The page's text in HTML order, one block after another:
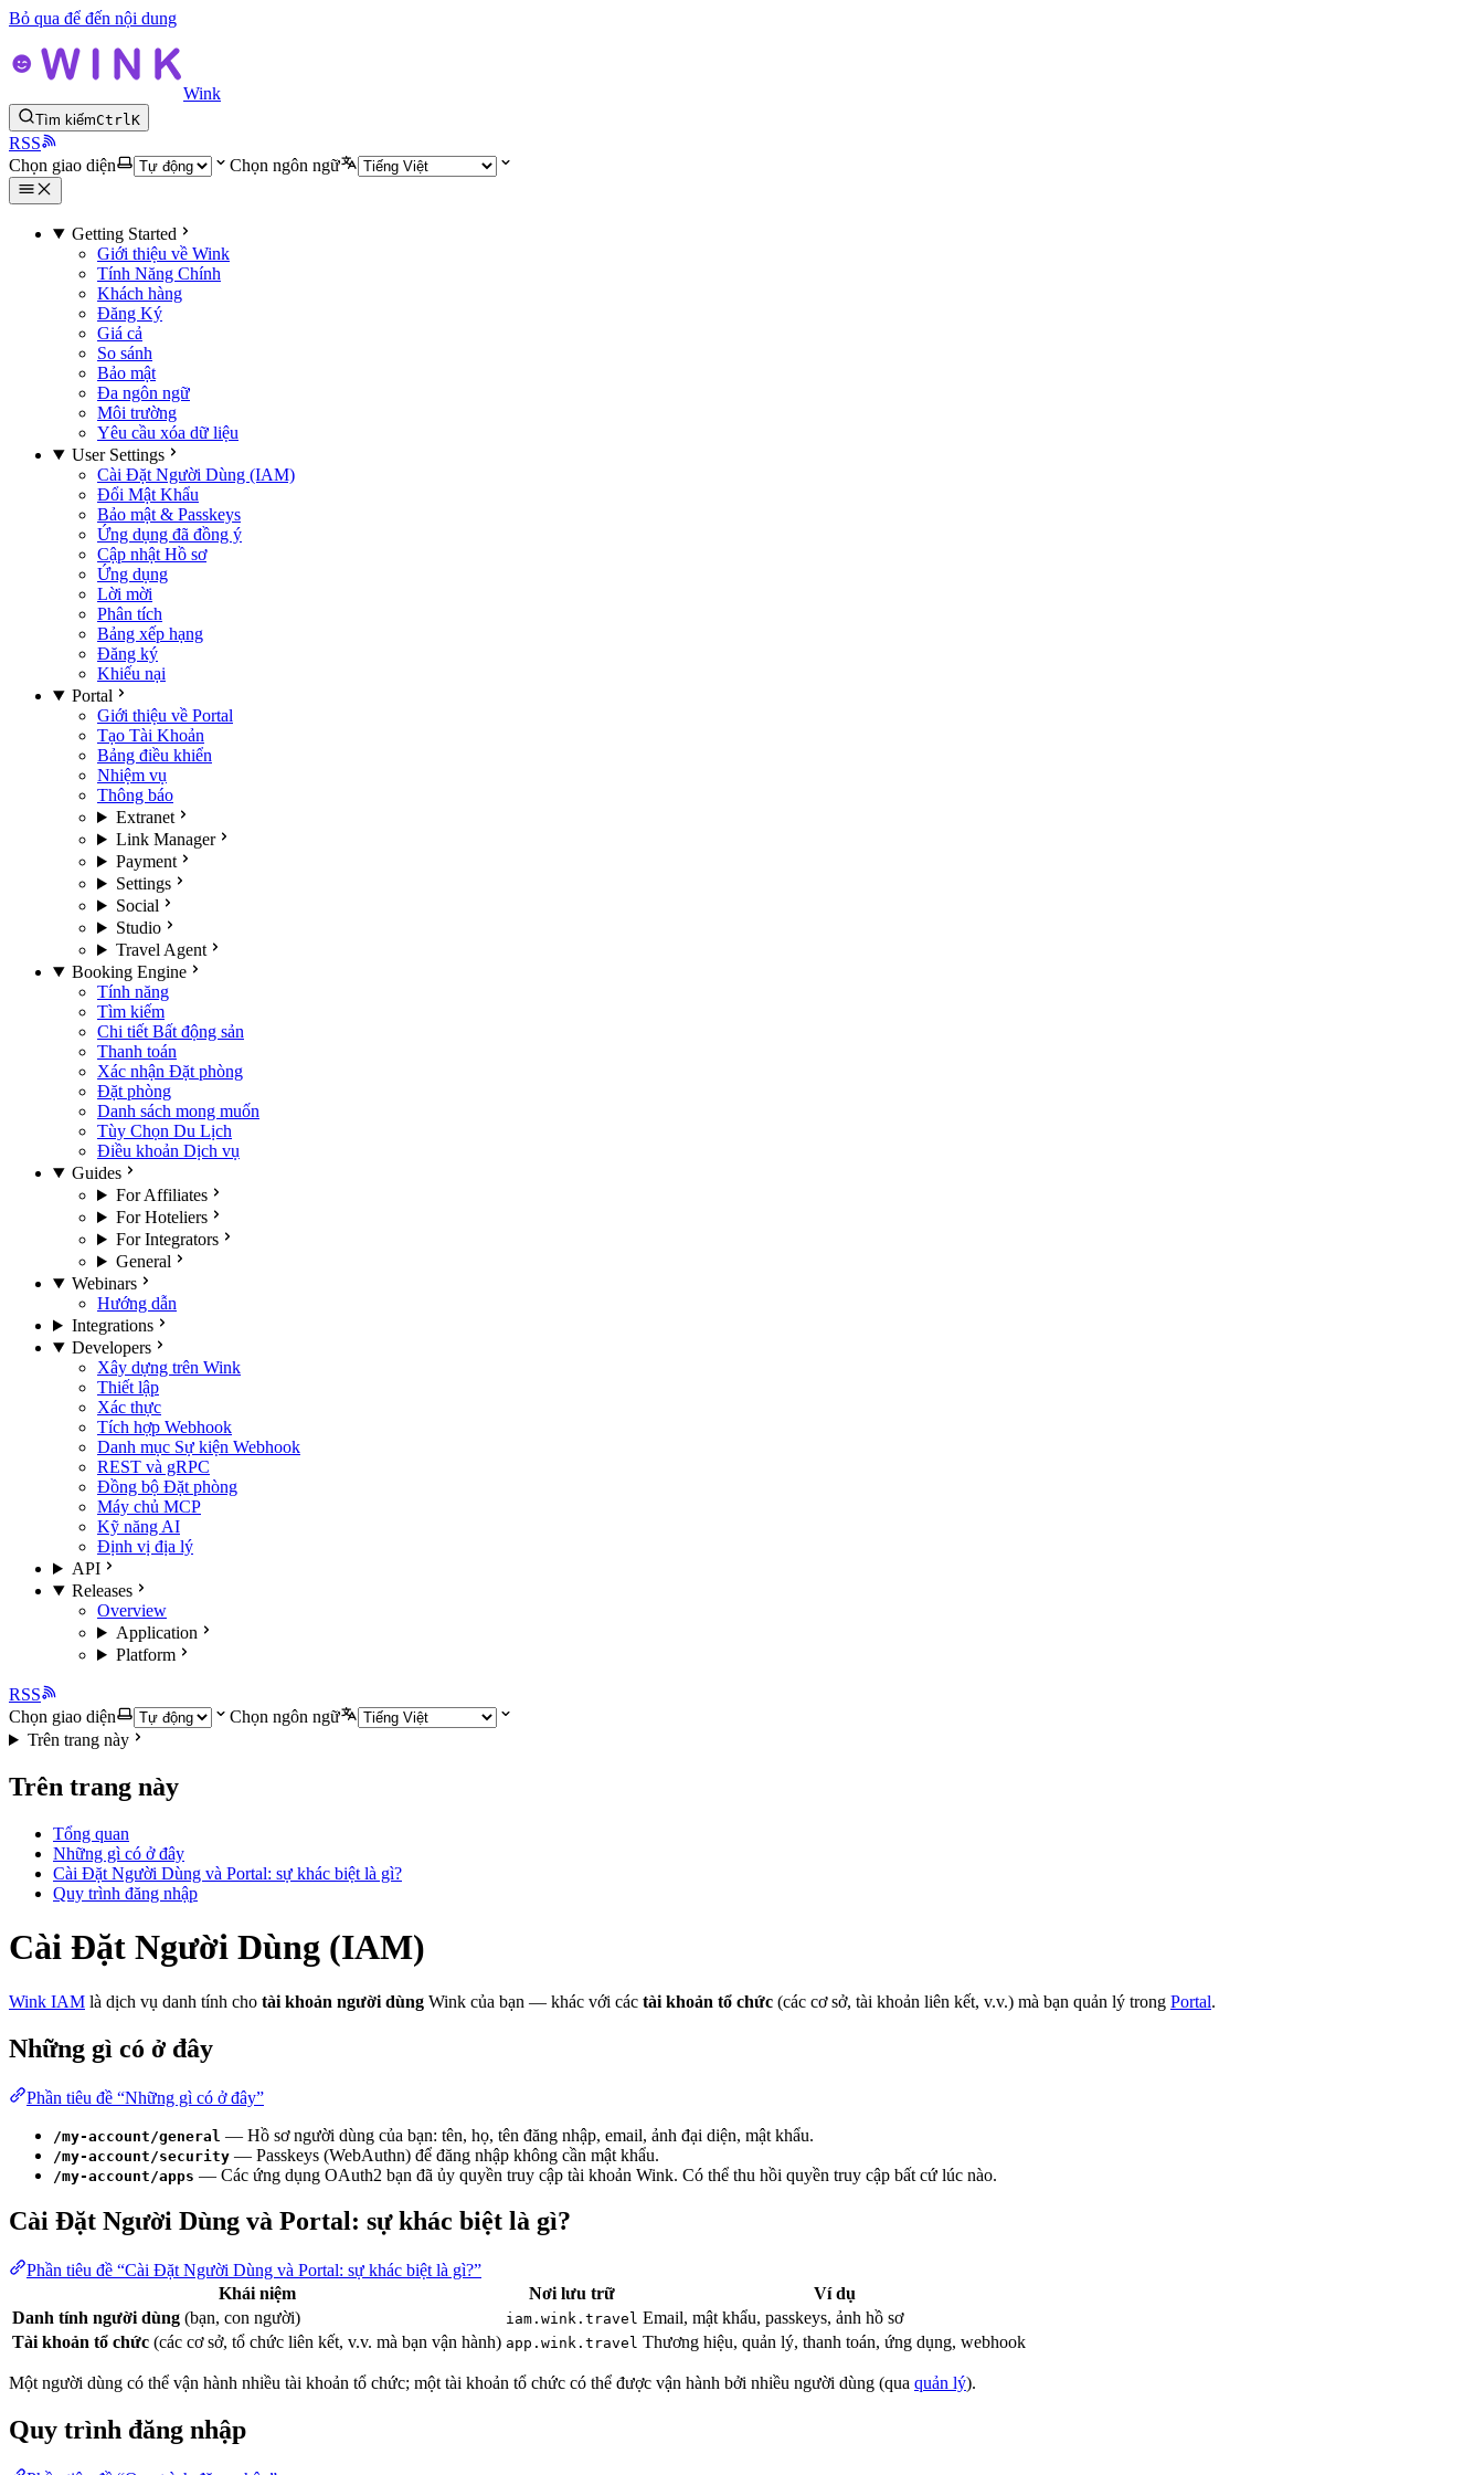
Bỏ qua để đến nội dung
Wink
Tìm kiếmCtrlK
RSS
Chọn giao diện
Chọn ngôn ngữ
Getting Started
Giới thiệu về Wink
Tính Năng Chính
Khách hàng
Đăng Ký
Giá cả
So sánh
Bảo mật
Đa ngôn ngữ
Môi trường
Yêu cầu xóa dữ liệu
User Settings
Cài Đặt Người Dùng (IAM)
Đổi Mật Khẩu
Bảo mật & Passkeys
Ứng dụng đã đồng ý
Cập nhật Hồ sơ
Ứng dụng
Lời mời
Phân tích
Bảng xếp hạng
Đăng ký
Khiếu nại
Portal
Giới thiệu về Portal
Tạo Tài Khoản
Bảng điều khiển
Nhiệm vụ
Thông báo
Extranet
Link Manager
Payment
Settings
Social
Studio
Travel Agent
Booking Engine
Tính năng
Tìm kiếm
Chi tiết Bất động sản
Thanh toán
Xác nhận Đặt phòng
Đặt phòng
Danh sách mong muốn
Tùy Chọn Du Lịch
Điều khoản Dịch vụ
Guides
For Affiliates
For Hoteliers
For Integrators
General
Webinars
Hướng dẫn
Integrations
Developers
Xây dựng trên Wink
Thiết lập
Xác thực
Tích hợp Webhook
Danh mục Sự kiện Webhook
REST và gRPC
Đồng bộ Đặt phòng
Máy chủ MCP
Kỹ năng AI
Định vị địa lý
API
Releases
Overview
Application
Platform
RSS
Chọn giao diện
Chọn ngôn ngữ
Trên trang này
Trên trang này
Tổng quan
Những gì có ở đây
Cài Đặt Người Dùng và Portal: sự khác biệt là gì?
Quy trình đăng nhập
Cài Đặt Người Dùng (IAM)
Wink IAM là dịch vụ danh tính cho tài khoản người dùng Wink của bạn — khác với các tài khoản tổ chức (các cơ sở, tài khoản liên kết, v.v.) mà bạn quản lý trong Portal.
Những gì có ở đây
Phần tiêu đề “Những gì có ở đây”
/my-account/general — Hồ sơ người dùng của bạn: tên, họ, tên đăng nhập, email, ảnh đại diện, mật khẩu.
/my-account/security — Passkeys (WebAuthn) để đăng nhập không cần mật khẩu.
/my-account/apps — Các ứng dụng OAuth2 bạn đã ủy quyền truy cập tài khoản Wink. Có thể thu hồi quyền truy cập bất cứ lúc nào.
Cài Đặt Người Dùng và Portal: sự khác biệt là gì?
Phần tiêu đề “Cài Đặt Người Dùng và Portal: sự khác biệt là gì?”
Khái niệm
Nơi lưu trữ
Ví dụ
Danh tính người dùng (bạn, con người) iam.wink.travel Email, mật khẩu, passkeys, ảnh hồ sơ
Tài khoản tổ chức (các cơ sở, tổ chức liên kết, v.v. mà bạn vận hành) app.wink.travel Thương hiệu, quản lý, thanh toán, ứng dụng, webhook
Một người dùng có thể vận hành nhiều tài khoản tổ chức; một tài khoản tổ chức có thể được vận hành bởi nhiều người dùng (qua quản lý).
Quy trình đăng nhập